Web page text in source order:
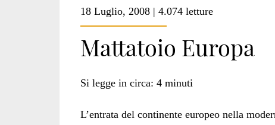
<span>disassembly
line</span>
18 Luglio, 2008 | 4.074 letture
Mattatoio Europa
Si legge in circa: 4 minuti
L’entrata del continente europeo nella